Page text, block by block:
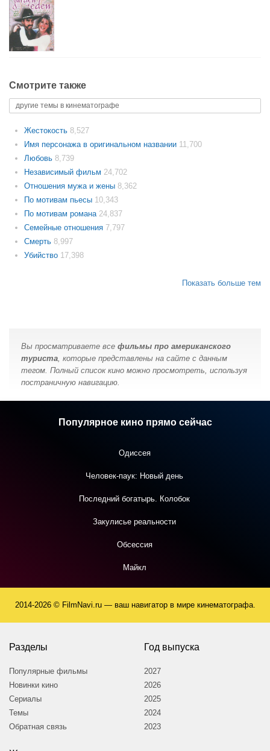
Смотрите также
другие темы в кинематографе
Жестокость 8,527
Имя персонажа в оригинальном названии 11,700
Любовь 8,739
Независимый фильм 24,702
Отношения мужа и жены 8,362
По мотивам пьесы 10,343
По мотивам романа 24,837
Семейные отношения 7,797
Смерть 8,997
Убийство 17,398
Показать больше тем
Вы просматриваете все фильмы про американского
туриста, которые представлены на сайте с данным
тегом. Полный список кино можно просмотреть, используя
постраничную навигацию.
Популярное кино прямо сейчас
Одиссея
Человек-паук: Новый день
Последний богатырь. Колобок
Закулисье реальности
Обсессия
Майкл
2014-2026 © FilmNavi.ru — ваш навигатор в мире кинематографа.
Разделы
Популярные фильмы
Новинки кино
Сериалы
Темы
Обратная связь
Год выпуска
2027
2026
2025
2024
2023